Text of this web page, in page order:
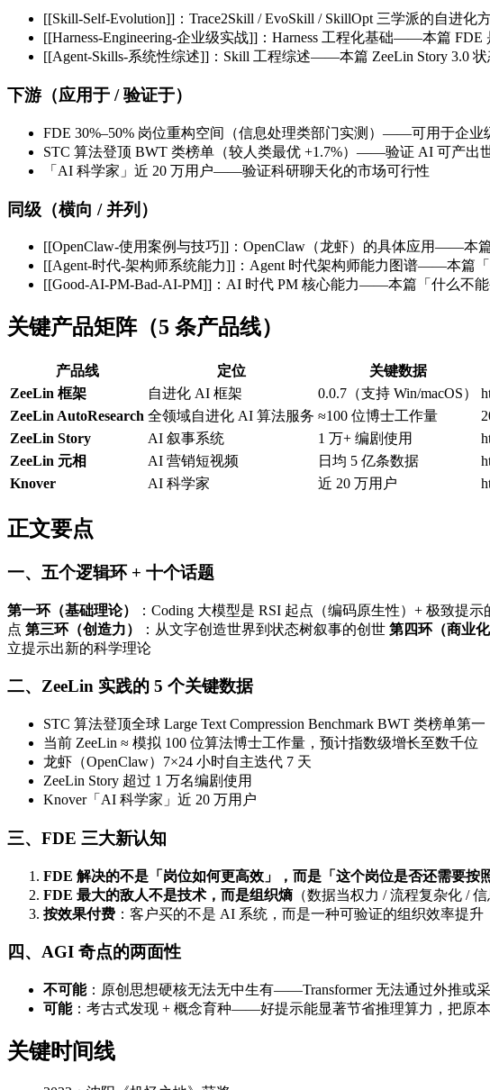
[[Skill-Self-Evolution]]：Trace2Skill / EvoSkill / SkillOpt 三学派的自进
[[Harness-Engineering-企业级实战]]：Harness 工程化基础——本篇 FDE
[[Agent-Skills-系统性综述]]：Skill 工程综述——本篇 ZeeLin Story 3.0
下游（应用于 / 验证于）
FDE 30%–50% 岗位重构空间（信息处理类部门实测）——可用于企业
STC 算法登顶 BWT 类榜单（较人类最优 +1.7%）——验证 AI 可产出
「AI 科学家」近 20 万用户——验证科研聊天化的市场可行性
同级（横向 / 并列）
[[OpenClaw-使用案例与技巧]]：OpenClaw（龙虾）的具体应用——本
[[Agent-时代-架构师系统能力]]：Agent 时代架构师能力图谱——本篇
[[Good-AI-PM-Bad-AI-PM]]：AI 时代 PM 核心能力——本篇「什么不
关键产品矩阵（5 条产品线）
产品线 定位 关键数据
ZeeLin 框架
自进化 AI 框架 0.0.7（支持 Win/macOS）
ZeeLin AutoResearch 全领域自进化 AI 算法服务 ≈100 位博士工作量
ZeeLin Story
AI 叙事系统 1 万+ 编剧使用
ZeeLin 元相
AI 营销短视频 日均 5 亿条数据
Knover
AI 科学家 近 20 万用户
正文要点
一、五个逻辑环 + 十个话题
第一环（基础理论） ：Coding 大模型是 RSI 起点（编码原生性）+ 极致提
点 第三环（创造力） ：从文字创造世界到状态树叙事的创世 第四环（商业化
立提示出新的科学理论
二、ZeeLin 实践的 5 个关键数据
STC 算法登顶全球 Large Text Compression Benchmark BWT 类榜单第一
当前 ZeeLin ≈ 模拟 100 位算法博士工作量，预计指数级增长至数千位
龙虾（OpenClaw）7×24 小时自主迭代 7 天
ZeeLin Story 超过 1 万名编剧使用
Knover「AI 科学家」近 20 万用户
三、FDE 三大新认知
FDE 解决的不是「岗位如何更高效」，而是「这个岗位是否还需要按
FDE 最大的敌人不是技术，而是组织熵 （数据当权力 / 流程复杂化 /
按效果付费 ：客户买的不是 AI 系统，而是一种可验证的组织效率提升
四、AGI 奇点的两面性
不可能：原创思想硬核无法无中生有——Transformer 无法通过外推或
可能：考古式发现 + 概念育种——好提示能显著节省推理算力，把原
关键时间线